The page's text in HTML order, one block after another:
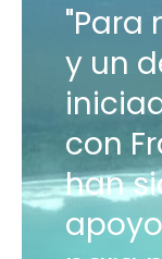
"Para
y un
con
han